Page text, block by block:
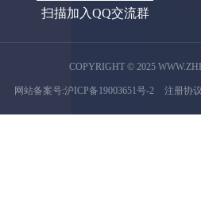
扫描加入QQ交流群
COPYRIGHT © 2025
网站备案号:沪ICP备19003651号-2 注册协议